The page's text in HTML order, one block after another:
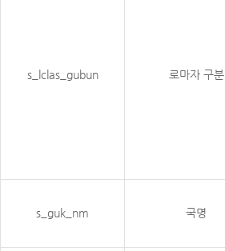
s_lclas_gubun 로마자 구분
s_guk_nm 국명